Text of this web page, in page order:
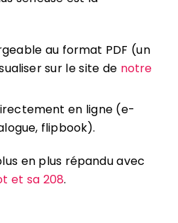
au format PDF (un
sur le site de notre
en ligne (e-
flipbook).
en plus répandu avec
et sa 208.